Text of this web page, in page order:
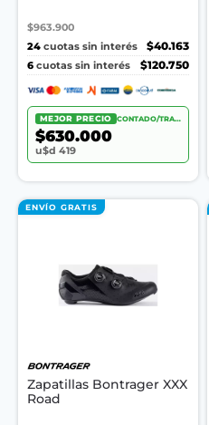
$963.900
24 cuotas sin interés
$40.163
6 cuotas sin interés $120.750
MEJOR PRECIO CONTADO/TRANSF.
$630.000
u$d 419
ENVÍO GRATIS
Zapatillas Bontrager XXX
Road